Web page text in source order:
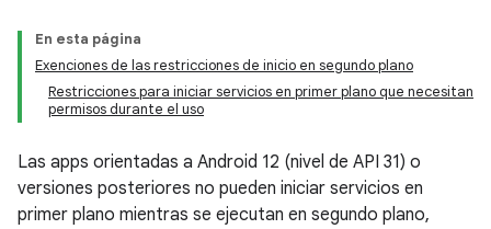
En esta página
Exenciones de las restricciones de inicio en segundo plano
Restricciones para iniciar servicios en primer plano que necesitan
permisos durante el uso
Las apps orientadas a Android 12 (nivel de API 31) o
versiones posteriores no pueden iniciar servicios en
primer plano mientras se ejecutan en segundo plano,